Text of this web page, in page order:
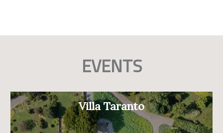
EVENTS
Villa Taranto